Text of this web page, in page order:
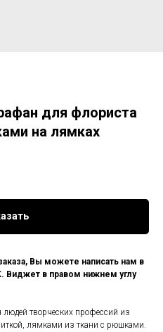
для флориста
на лямках
Вы можете написать нам в
Виджет в правом нижнем углу
творческих профессий из
лямками из ткани с рюшками.